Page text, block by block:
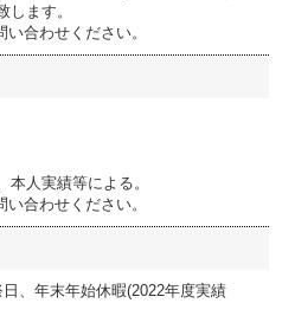
ます。
合わせください。
人実績等による。
合わせください。
、年末年始休暇(2022年度実績